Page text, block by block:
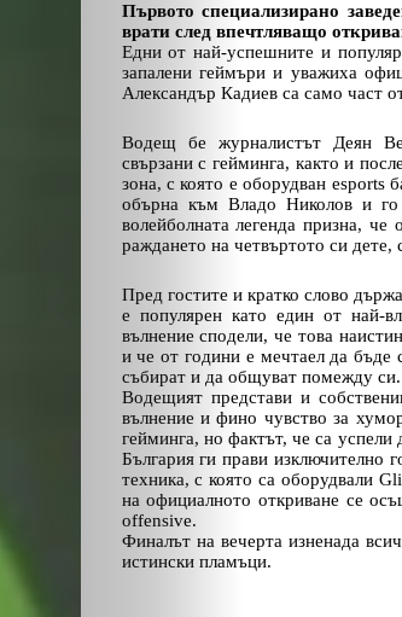
Първото специализирано
врати след впечтляващо
Едни от най-успешните и
запалени геймъри и уважиха
Александър Кадиев са само част
Водещ бе журналистът Деян
свързани с гейминга, както и
зона, с която е оборудван esports
обърна към Владо Николов и
волейболната легенда призна,
раждането на четвъртото си дете,
Пред гостите и кратко слово
е популярен като един от най-
вълнение сподели, че това
и че от години е мечтаел да бъде
събират и да общуват помежду си.
Водещият представи и
вълнение и фино чувство за
гейминга, но фактът, че са успели
България ги прави изключително
техника, с която са оборудвали
на официалното откриване се
offensive.
Финалът на вечерта изненада
истински пламъци.